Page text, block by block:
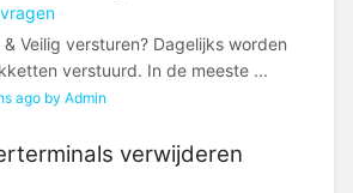
Veilig versturen? Dagelijks worden
verstuurd. In de meeste ...
ago by Admin
verwijderen